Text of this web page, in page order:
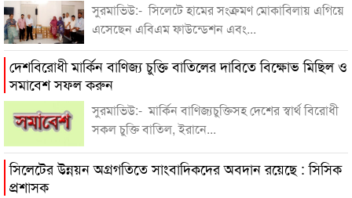
সুরমাভিউ:- সিলেটে হামের সংক্রমণ মোকাবিলায় এগিয়ে
এসেছেন এবিএম ফাউন্ডেশন এবং...
দেশবিরোধী মার্কিন বাণিজ্য চুক্তি বাতিলের দাবিতে বিক্ষোভ মিছিল ও
সমাবেশ সফল করুন
সুরমাভিউ:- মার্কিন বাণিজ্যচুক্তিসহ দেশের স্বার্থ বিরোধী
সকল চুক্তি বাতিল, ইরানে...
সিলেটের উন্নয়ন অগ্রগতিতে সাংবাদিকদের অবদান রয়েছে : সিসিক
প্রশাসক